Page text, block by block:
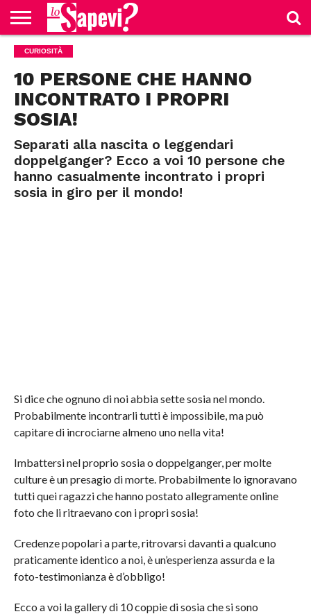
CURIOSITÀ
BENESSERE
GOSSIP
PRODOTTI
NEWS
CASA E
CURIOSITÀ
10 PERSONE CHE HANNO
INCONTRATO I PROPRI
SOSIA!
Separati alla nascita o leggendari
doppelganger? Ecco a voi 10 persone che
hanno casualmente incontrato i propri
sosia in giro per il mondo!
Si dice che ognuno di noi abbia sette sosia nel mondo.
Probabilmente incontrarli tutti è impossibile, ma può
capitare di incrociarne almeno uno nella vita!
Imbattersi nel proprio sosia o doppelganger, per molte
culture è un presagio di morte. Probabilmente lo ignoravano
tutti quei ragazzi che hanno postato allegramente online
foto che li ritraevano con i propri sosia!
Credenze popolari a parte, ritrovarsi davanti a qualcuno
praticamente identico a noi, è un’esperienza assurda e la
foto-testimonianza è d’obbligo!
Ecco a voi la gallery di 10 coppie di sosia che si sono